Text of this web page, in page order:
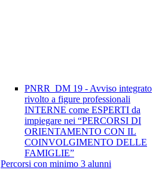
PNRR_DM 19 - Avviso integrato
rivolto a figure professionali
INTERNE come ESPERTI da
impiegare nei “PERCORSI DI
ORIENTAMENTO CON IL
COINVOLGIMENTO DELLE
FAMIGLIE”
Percorsi con minimo 3 alunni